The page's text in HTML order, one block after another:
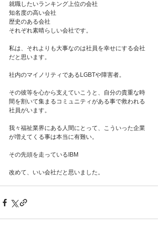
就職したいランキング上位の会社
知名度の高い会社
歴史のある会社
それぞれ素晴らしい会社です。
私は、それよりも大事なのは社員を幸せにする会社
だと思います。
社内のマイノリティであるLGBTや障害者。
その彼等を心から支えていこうと、自分の貴重な時
間を割いて集まるコミュニティがある事で救われる
社員がいます。
我々福祉業界にある人間にとって、こういった企業
が増えてくる事は本当に有難い。
その先頭を走っているIBM
改めて、いい会社だと思いました。